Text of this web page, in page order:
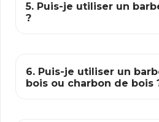
5. Puis-je utiliser un
?
6. Puis-je utiliser un
bois ou charbon de bois